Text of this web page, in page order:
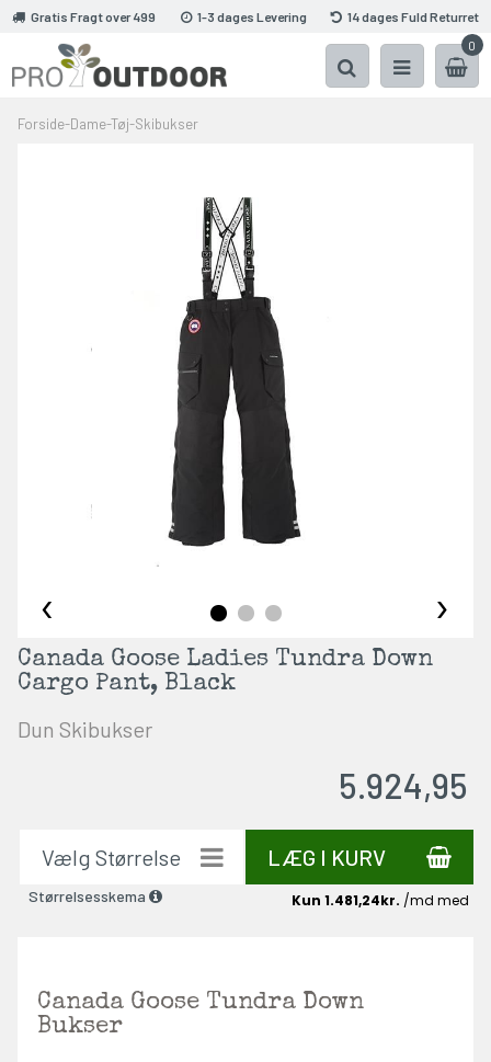
Gratis Fragt over 499 1-3 dages Levering
14 dages Fuld Returret
0
Forside-Dame-Tøj-Skibukser
‹ ›
Canada Goose Ladies Tundra Down
Cargo Pant, Black
Dun Skibukser
5.924,95
Størrelsesskema
LÆG I KURV
Canada Goose Tundra Down
Bukser